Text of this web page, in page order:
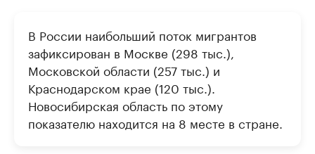
В России наибольший поток мигрантов
зафиксирован в Москве (298 тыс.),
Московской области (257 тыс.) и
Краснодарском крае (120 тыс.).
Новосибирская область по этому
показателю находится на 8 месте в стране.